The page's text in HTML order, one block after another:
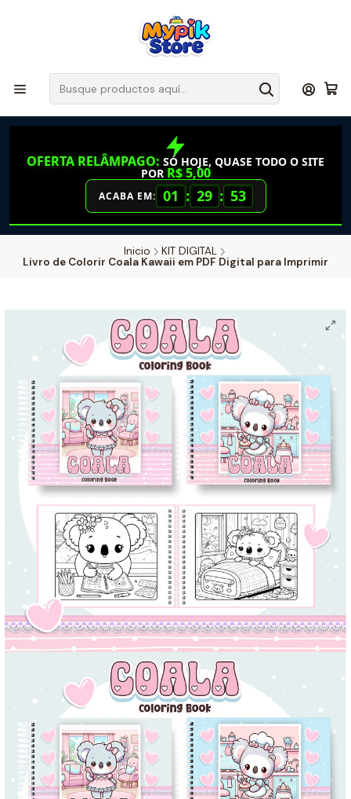
OFERTA RELÂMPAGO: SÓ HOJE, QUASE TODO O SITE
POR R$ 5,00
ACABA EM: 01 : 29 : 52
Inicio
KIT DIGITAL
Livro de Colorir Coala Kawaii em PDF Digital para Imprimir